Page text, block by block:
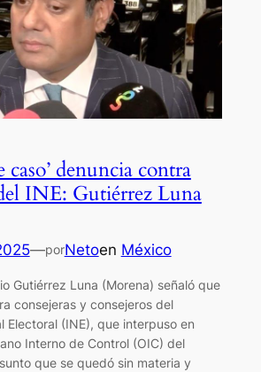
caso’ denuncia contra
INE: Gutiérrez Luna
—porNetoen México
Gutiérrez Luna (Morena) señaló que
consejeras y consejeros del
Electoral (INE), que interpuso en
Interno de Control (OIC) del
que se quedó sin materia y